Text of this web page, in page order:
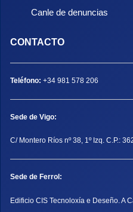
Canle de denuncias
CONTACTO
Teléfono: +34 981 578 206
Sede de Vigo:
C/ Montero Ríos nº 38, 1º Izq. C.P.:
Sede de Ferrol:
Edificio CIS Tecnoloxía e Deseño. A